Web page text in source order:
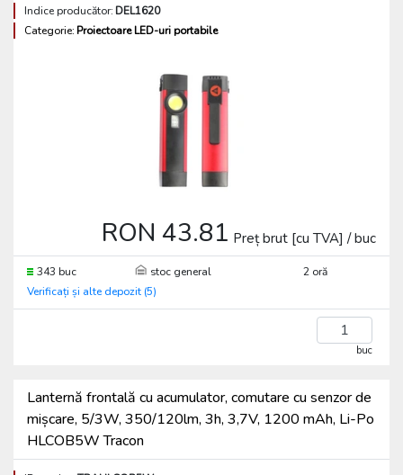
Indice producător:DEL1620
Categorie:Proiectoare LED-uri portabile
RON 43.81 Preț brut [cu TVA] / buc
343 buc stoc general
2 oră
Verificați și alte depozit (5)
buc
Lanternă frontală cu acumulator, comutare cu senzor de
mișcare, 5/3W, 350/120lm, 3h, 3,7V, 1200 mAh, Li-Po
HLCOB5W Tracon